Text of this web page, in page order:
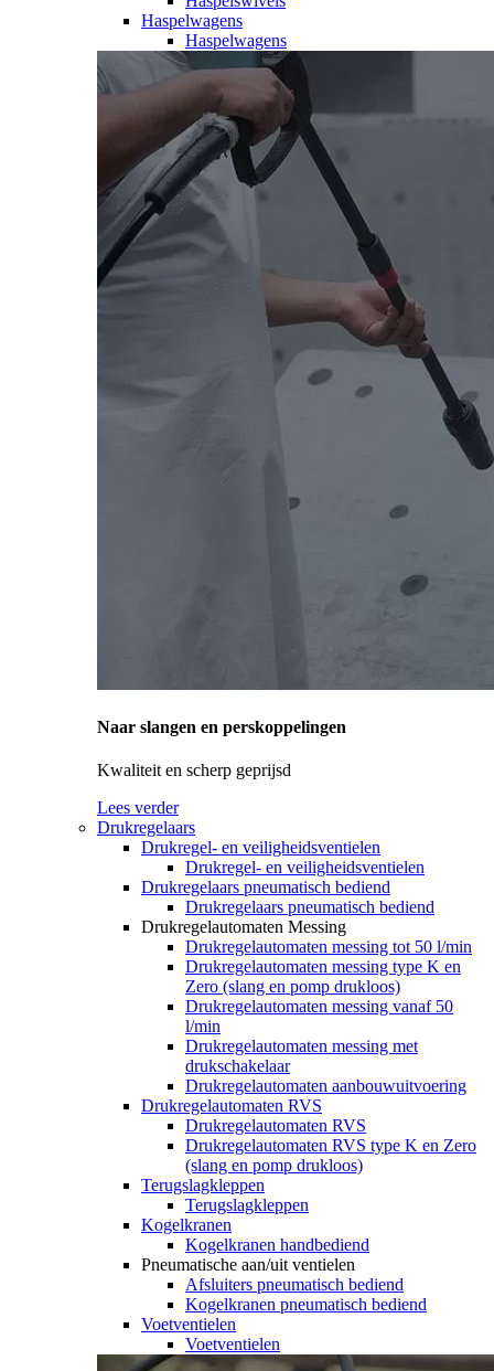
Haspelwagens
Haspelwagens
Naar slangen en perskoppelingen
Kwaliteit en scherp geprijsd
Lees verder
Drukregelaars
Drukregel- en veiligheidsventielen
Drukregel- en veiligheidsventielen
Drukregelaars pneumatisch bediend
Drukregelaars pneumatisch bediend
Drukregelautomaten Messing
Drukregelautomaten messing tot 50 l/min
Drukregelautomaten messing type K en
Zero (slang en pomp drukloos)
Drukregelautomaten messing vanaf 50
l/min
Drukregelautomaten messing met
drukschakelaar
Drukregelautomaten aanbouwuitvoering
Drukregelautomaten RVS
Drukregelautomaten RVS
Drukregelautomaten RVS type K en Zero
(slang en pomp drukloos)
Terugslagkleppen
Terugslagkleppen
Kogelkranen
Kogelkranen handbediend
Pneumatische aan/uit ventielen
Afsluiters pneumatisch bediend
Kogelkranen pneumatisch bediend
Voetventielen
Voetventielen